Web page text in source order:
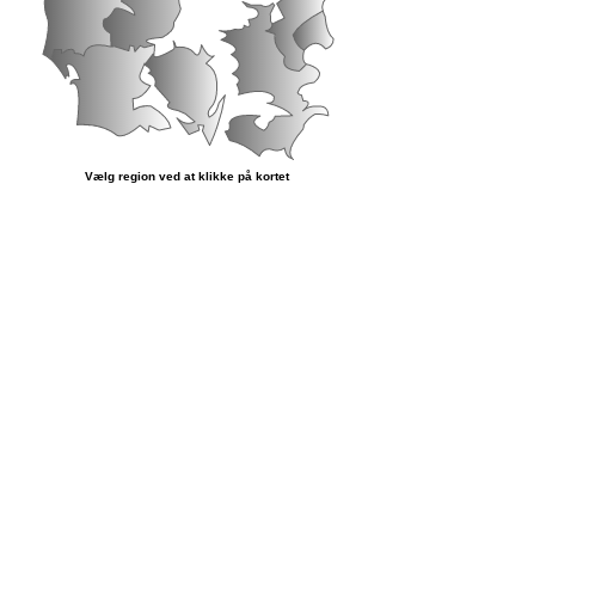
Vælg region ved at klikke på kortet